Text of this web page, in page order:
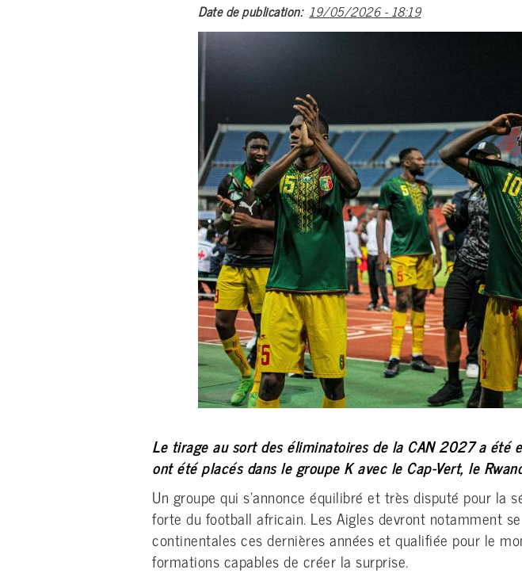
Date de publication 19/05/2026 - 18:19
Le tirage au sort des éliminatoires de la CAN 2027 a
ont été placés dans le groupe K avec le Cap-Vert, le
Un groupe qui s’annonce équilibré et très disputé pour
forte du football africain. Les Aigles devront notamment
continentales ces dernières années et qualifiée pour le
formations capables de créer la surprise.